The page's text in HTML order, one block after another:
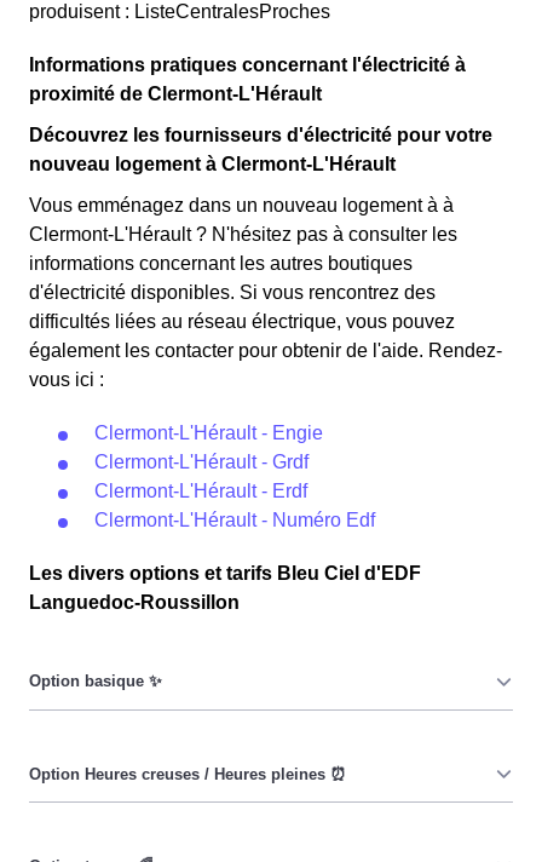
produisent : ListeCentralesProches
Informations pratiques concernant l'électricité à
proximité de Clermont-L'Hérault
Découvrez les fournisseurs d'électricité pour votre
nouveau logement à Clermont-L'Hérault
Vous emménagez dans un nouveau logement à à
Clermont-L'Hérault ? N'hésitez pas à consulter les
informations concernant les autres boutiques
d'électricité disponibles. Si vous rencontrez des
difficultés liées au réseau électrique, vous pouvez
également les contacter pour obtenir de l'aide. Rendez-
vous ici :
Clermont-L'Hérault - Engie
Clermont-L'Hérault - Grdf
Clermont-L'Hérault - Erdf
Clermont-L'Hérault - Numéro Edf
Les divers options et tarifs Bleu Ciel d'EDF
Languedoc-Roussillon
date, ni de l'heure, que ce soit en à Clermont-L'Hérault
ou ailleurs. 💡